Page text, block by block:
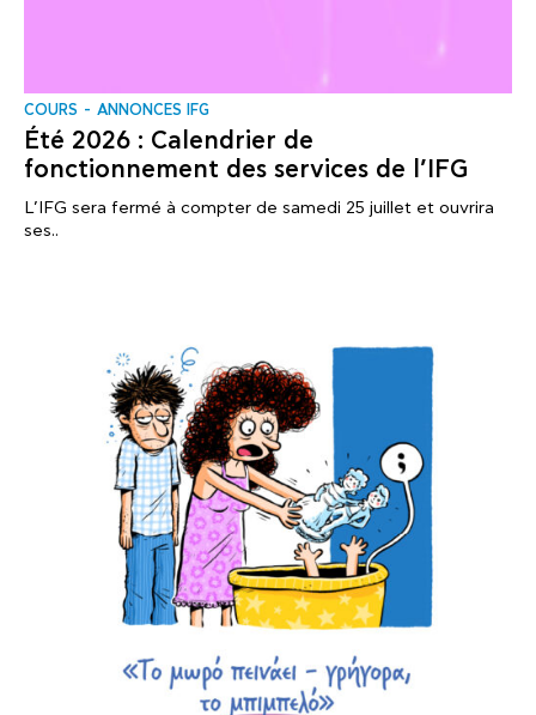
COURS ANNONCES IFG
Été 2026 : Calendrier de
fonctionnement des services de l’IFG
L’IFG sera fermé à compter de samedi 25 juillet et ouvrira
ses..